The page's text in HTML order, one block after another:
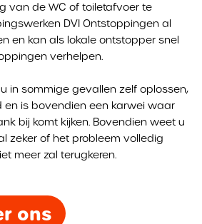
van de WC of toiletafvoer te
DVI Ontstoppingen al
en kan als lokale ontstopper snel
verhelpen.
in sommige gevallen zelf oplossen,
en is bovendien een karwei waar
bij komt kijken. Bovendien weet u
zeker of het probleem volledig
meer zal terugkeren.
ons